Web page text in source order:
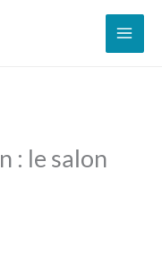
: le salon